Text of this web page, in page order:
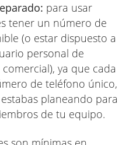
para usar
tener un número de
(o estar dispuesto a
personal de
ya que cada
de teléfono único,
planeando para
de tu equipo.